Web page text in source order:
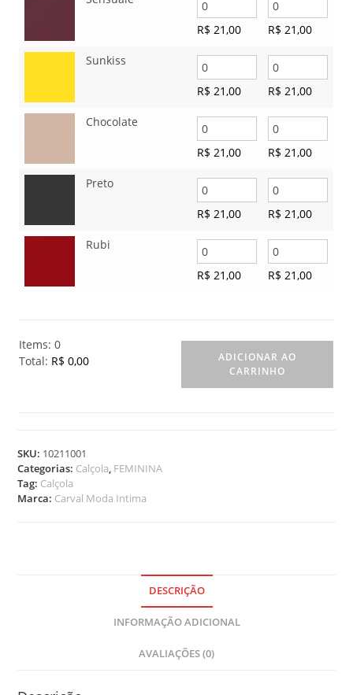
R$ 21,00 R$ 21,00
Sunkiss
R$ 21,00 R$ 21,00
Chocolate
R$ 21,00 R$ 21,00
Preto
R$ 21,00 R$ 21,00
Rubi
R$ 21,00 R$ 21,00
Items:0
Total: R$ 0,00
s
.
Y
$
ADICIONAR AO
CARRINHO
SKU: 10211001
Categorias: Calçola FEMININA
Tag: Calçola
Marca: Carval Moda Intima
DESCRIÇÃO
INFORMAÇÃO ADICIONAL
AVALIAÇÕES (0)